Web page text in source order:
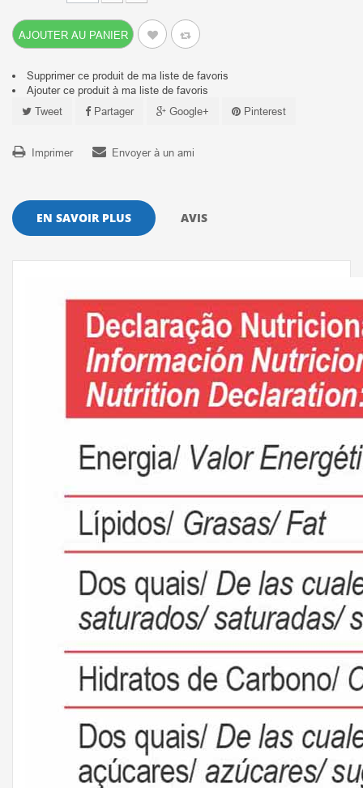
AJOUTER AU PANIER
Supprimer ce produit de ma liste de favoris
Ajouter ce produit à ma liste de favoris
Tweet
Partager Google+ Pinterest
Imprimer Envoyer à un ami
EN SAVOIR PLUS AVIS